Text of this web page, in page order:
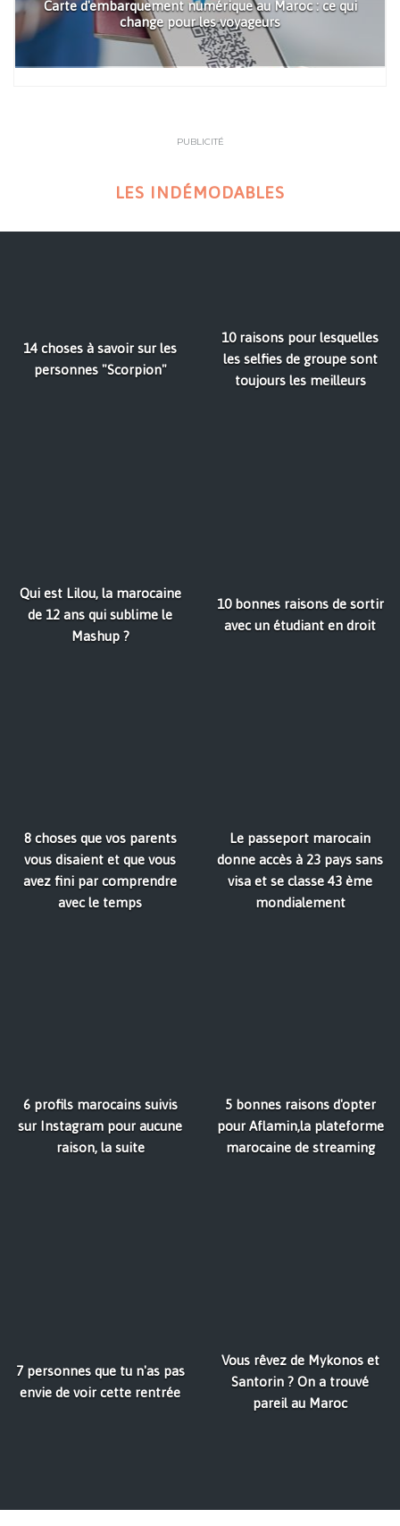
Carte d'embarquement numérique au Maroc : ce qui
change pour les voyageurs
PUBLICITÉ
LES INDÉMODABLES
14 choses à savoir sur les
personnes "Scorpion"
10 raisons pour lesquelles
les selfies de groupe sont
toujours les meilleurs
Qui est Lilou, la marocaine
de 12 ans qui sublime le
Mashup ?
10 bonnes raisons de sortir
avec un étudiant en droit
8 choses que vos parents
vous disaient et que vous
avez fini par comprendre
avec le temps
Le passeport marocain
donne accès à 23 pays sans
visa et se classe 43 ème
mondialement
6 profils marocains suivis
sur Instagram pour aucune
raison, la suite
5 bonnes raisons d'opter
pour Aflamin,la plateforme
marocaine de streaming
7 personnes que tu n'as pas
envie de voir cette rentrée
Vous rêvez de Mykonos et
Santorin ? On a trouvé
pareil au Maroc